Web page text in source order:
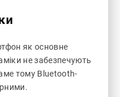
як основне
не забезпечують
тому Bluetooth-